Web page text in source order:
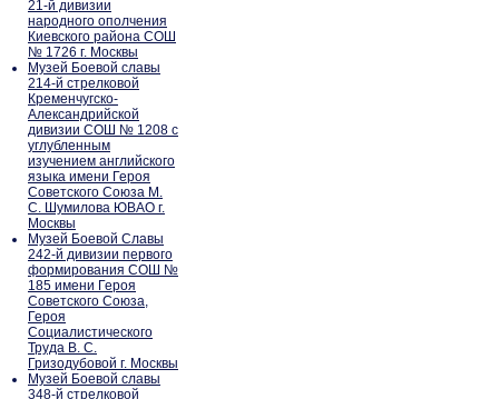
21-й дивизии
народного ополчения
Киевского района СОШ
№ 1726 г. Москвы
Музей Боевой славы
214-й стрелковой
Кременчугско-
Александрийской
дивизии СОШ № 1208 с
углубленным
изучением английского
языка имени Героя
Советского Союза М.
С. Шумилова ЮВАО г.
Москвы
Музей Боевой Славы
242-й дивизии первого
формирования СОШ №
185 имени Героя
Советского Союза,
Героя
Социалистического
Труда В. С.
Гризодубовой г. Москвы
Музей Боевой славы
348-й стрелковой